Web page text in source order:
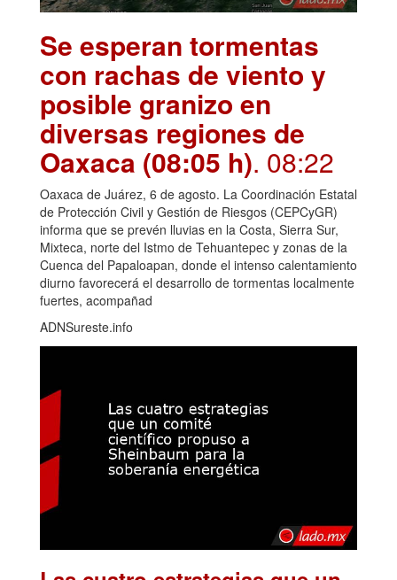
Se esperan tormentas
con rachas de viento y
posible granizo en
diversas regiones de
Oaxaca (08:05 h). 08:22
Oaxaca de Juárez, 6 de agosto. La Coordinación Estatal
de Protección Civil y Gestión de Riesgos (CEPCyGR)
informa que se prevén lluvias en la Costa, Sierra Sur,
Mixteca, norte del Istmo de Tehuantepec y zonas de la
Cuenca del Papaloapan, donde el intenso calentamiento
diurno favorecerá el desarrollo de tormentas localmente
fuertes, acompañad
ADNSureste.info